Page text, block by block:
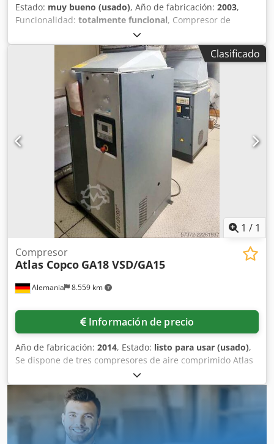
Estado: muy bueno (usado), Año de fabricación: 2003,
Funcionalidad: totalmente funcional, Compresor de
tornillo ATLAS COPCO GA18VSDFF, máquina con variador
de frecuencia y secador de aire, revisado. Datos técnicos:
caudal: 3,24 m³/min; Dodpfx Acjzmt Nvoyock motor de 18,5
kW; presión máxima: 12,75 bar; año: 2003; horas de
funcionamiento: 11137 h!!! 16200 € (neto) 19926 € (bruto)
Compresor en perfecto estado de funcionamiento, listo
para usar, con garantía. Ofrecemos servicio técnico. A
continuación, el enlace al vídeo.
Clasificado
1 / 1
Alemania 8.559 km
Compresor
Atlas Copco GA18 VSD/GA15
Información de precio
Año de fabricación: 2014, Estado: listo para usar (usado),
Se dispone de tres compresores de aire comprimido Atlas
Copco. 1) Compresor de tornillo lubricado con aceite Atlas
Copco GA18 VSD, año de fabricación: 2014, presión de
funcionamiento máxima: 13 bar, potencia: 18 kW, caudal
de aire máximo: 216 m³/h, dimensiones de la máquina
X/Y/Z: aproximadamente 1300 mm/900 mm/1500 mm,
peso: aproximadamente 550 kg, horas de funcionamiento: